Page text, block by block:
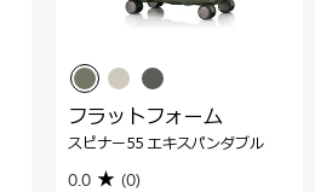
フラットフォーム
スピナー55 エキスパンダブル
0.0 (0)